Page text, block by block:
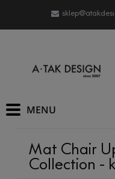
Mat Chair
Collection -